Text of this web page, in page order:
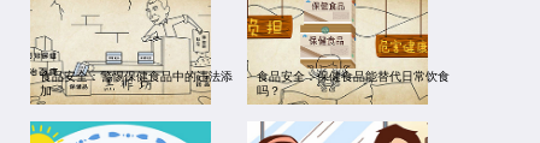
食品安全：警惕保健食品中的违法添
加
食品安全：保健食品能替代日常饮食
吗？